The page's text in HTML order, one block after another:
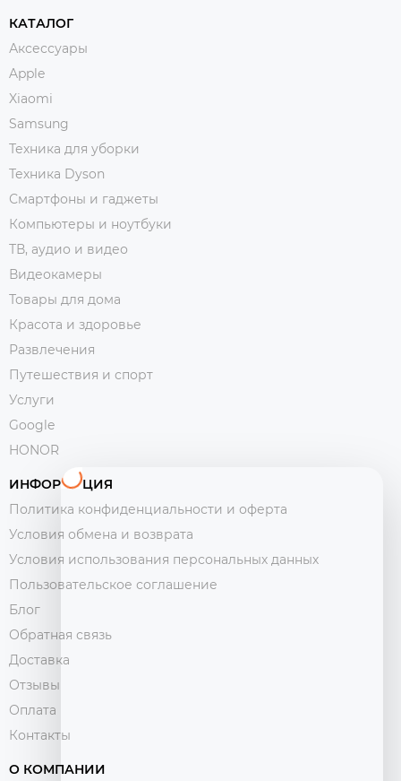
КАТАЛОГ
Аксессуары
Apple
Xiaomi
Samsung
Техника для уборки
Техника Dyson
Смартфоны и гаджеты
Компьютеры и ноутбуки
ТВ, аудио и видео
Видеокамеры
Товары для дома
Красота и здоровье
Развлечения
Путешествия и спорт
Услуги
Google
HONOR
ИНФОРМАЦИЯ
Политика конфиденциальности и оферта
Условия обмена и возврата
Условия использования персональных данных
Пользовательское соглашение
Блог
Обратная связь
Доставка
Отзывы
Оплата
Контакты
О КОМПАНИИ